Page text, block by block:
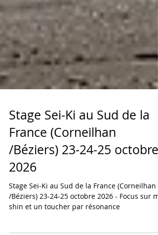
Stage Sei-Ki au Sud de la
France (Corneilhan
/Béziers) 23-24-25 octobre
2026
Stage Sei-Ki au Sud de la France (Corneilhan
shin et un toucher par résonance